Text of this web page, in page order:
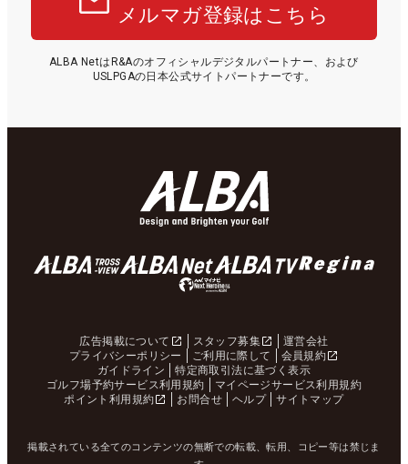
メルマガ登録はこちら
ALBA NetはR&Aのオフィシャルデジタルパートナー、および
USLPGAの日本公式サイトパートナーです。
広告掲載について スタッフ募集
運営会社
プライバシーポリシー
ご利用に際して
会員規約
ガイドライン
特定商取引法に基づく表示
ゴルフ場予約サービス利用規約
マイページサービス利用規約
ポイント利用規約
お問合せ ヘルプ サイトマップ
掲載されている全てのコンテンツの無断での転載、転用、コピー等は禁じま